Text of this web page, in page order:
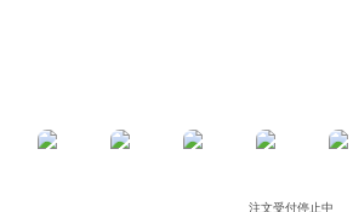
注文受付停止中